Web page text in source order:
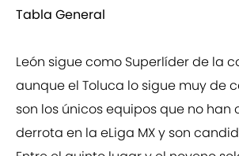
Tabla General
León sigue como Superlíder de la
aunque el Toluca lo sigue muy de
son los únicos equipos que no han
derrota en la eLiga MX y son